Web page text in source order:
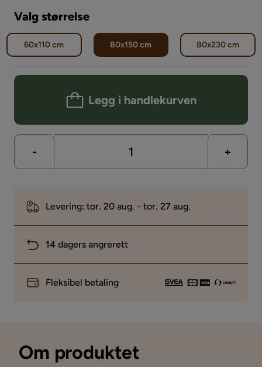
Valg størrelse
60x110 cm 80x150 cm 80x230 cm
Legg i handlekurven
- +
Levering: tor. 20 aug. - tor. 27 aug.
14 dagers angrerett
Fleksibel betaling
Om produktet